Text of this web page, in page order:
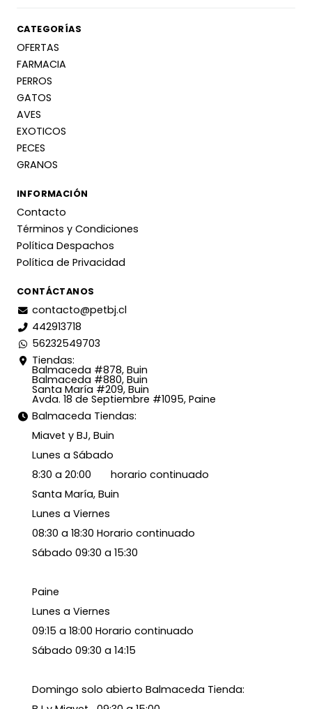
CATEGORÍAS
OFERTAS
FARMACIA
PERROS
GATOS
AVES
EXOTICOS
PECES
GRANOS
INFORMACIÓN
Contacto
Términos y Condiciones
Política Despachos
Política de Privacidad
CONTÁCTANOS
contacto@petbj.cl
442913718
56232549703
Tiendas:
Balmaceda #878, Buin
Balmaceda #880, Buin
Santa María #209, Buin
Avda. 18 de Septiembre #1095, Paine
Balmaceda Tiendas:
Miavet y BJ, Buin
Lunes a Sábado
8:30 a 20:00 horario continuado
Santa María, Buin
Lunes a Viernes
08:30 a 18:30 Horario continuado
Sábado 09:30 a 15:30
Paine
Lunes a Viernes
09:15 a 18:00 Horario continuado
Sábado 09:30 a 14:15
Domingo solo abierto Balmaceda Tienda: